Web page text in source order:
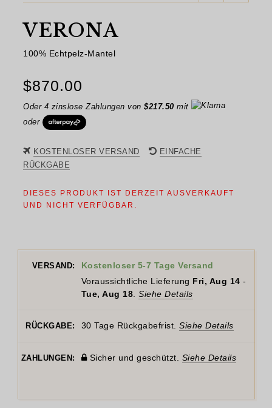
VERONA
100% Echtpelz-Mantel
$870.00
Oder 4 zinslose Zahlungen von $217.50 mit
oder
KOSTENLOSER VERSAND
EINFACHE
RÜCKGABE
DIESES PRODUKT IST DERZEIT AUSVERKAUFT
UND NICHT VERFÜGBAR.
VERSAND:
Kostenloser 5-7 Tage Versand
Voraussichtliche Lieferung Fri, Aug 14 -
Tue, Aug 18 Siehe Details
RÜCKGABE: 30 Tage Rückgabefrist. Siehe Details
ZAHLUNGEN: Sicher und geschützt. Siehe Details